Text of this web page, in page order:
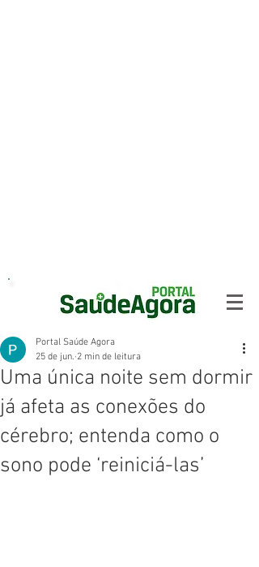
Uma única noite sem dormir
já afeta as conexões do
cérebro; entenda como o
sono pode ‘reiniciá-las’
Portal Saúde Agora
25 de jun. 2 min de leitura